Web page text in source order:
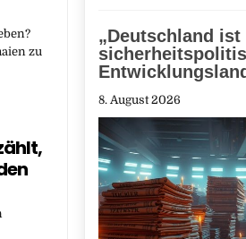
zu
„Deutschland ist
8. August 2026